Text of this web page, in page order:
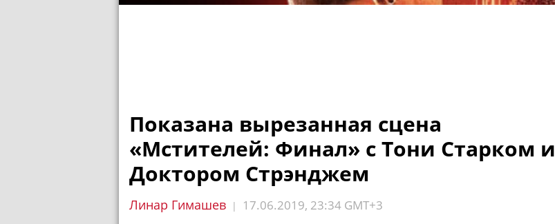
Показана вырезанная сцена
«Мстителей: Финал» с Тони Старком и
Доктором Стрэнджем
Линар Гимашев | 17.06.2019, 23:34 GMT+3